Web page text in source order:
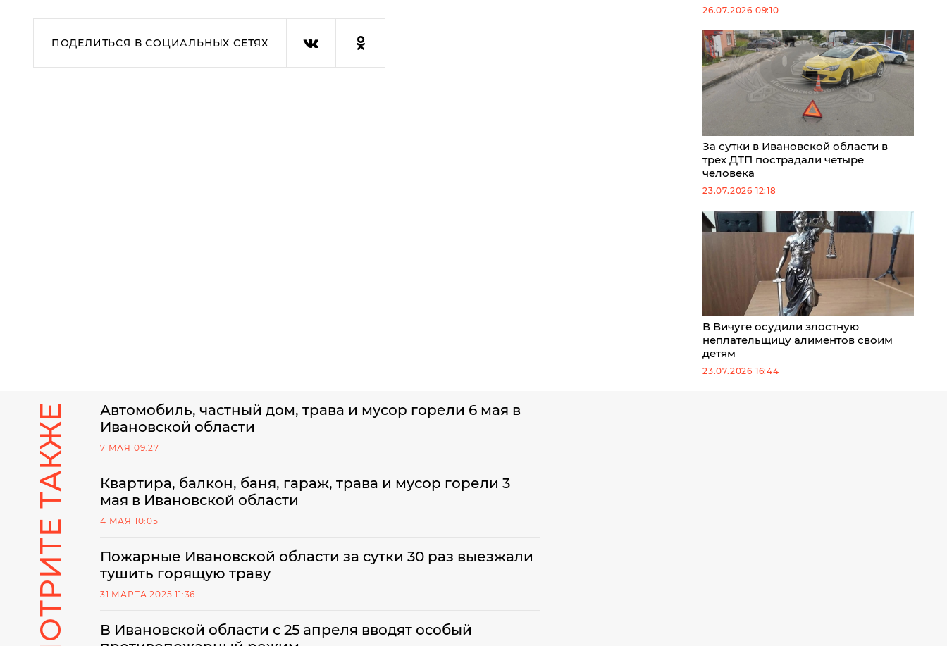
ПОДЕЛИТЬСЯ В СОЦИАЛЬНЫХ СЕТЯХ
26.07.2026 09:10
За сутки в Ивановской области в
трех ДТП пострадали четыре
человека
23.07.2026 12:18
В Вичуге осудили злостную
неплательщицу алиментов своим
детям
23.07.2026 16:44
СМОТРИТЕ ТАКЖЕ
Автомобиль, частный дом, трава и мусор горели 6 мая в
Ивановской области
7 МАЯ 09:27
Квартира, балкон, баня, гараж, трава и мусор горели 3
мая в Ивановской области
4 МАЯ 10:05
Пожарные Ивановской области за сутки 30 раз выезжали
тушить горящую траву
31 МАРТА 2025 11:36
В Ивановской области с 25 апреля вводят особый